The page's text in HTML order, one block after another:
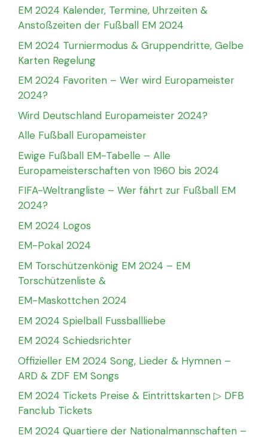
EM 2024 Kalender, Termine, Uhrzeiten &
Anstoßzeiten der Fußball EM 2024
EM 2024 Turniermodus & Gruppendritte, Gelbe
Karten Regelung
EM 2024 Favoriten – Wer wird Europameister
2024?
Wird Deutschland Europameister 2024?
Alle Fußball Europameister
Ewige Fußball EM-Tabelle – Alle
Europameisterschaften von 1960 bis 2024
FIFA-Weltrangliste – Wer fährt zur Fußball EM
2024?
EM 2024 Logos
EM-Pokal 2024
EM Torschützenkönig EM 2024 – EM
Torschützenliste &
EM-Maskottchen 2024
EM 2024 Spielball Fussballliebe
EM 2024 Schiedsrichter
Offizieller EM 2024 Song, Lieder & Hymnen –
ARD & ZDF EM Songs
EM 2024 Tickets Preise & Eintrittskarten ▷ DFB
Fanclub Tickets
EM 2024 Quartiere der Nationalmannschaften –